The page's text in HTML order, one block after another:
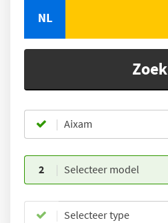
NL
Zoek
Aixam
2 Selecteer model
Selecteer type